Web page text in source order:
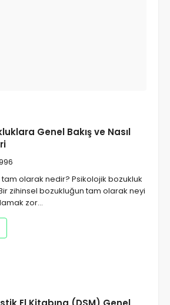
Genel Bakış ve Nasıl
olarak nedir? Psikolojik bozukluk
zihinsel bozukluğun tam olarak neyi
zor…